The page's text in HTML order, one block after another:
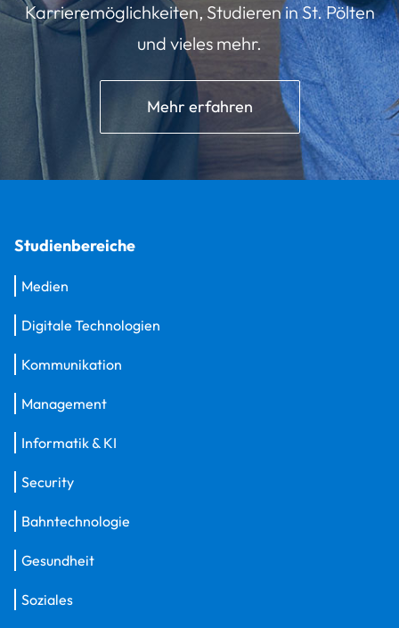
Karrieremöglichkeiten, Studieren in St. Pölten
und vieles mehr.
Mehr erfahren
Studienbereiche
Medien
Digitale Technologien
Kommunikation
Management
Informatik & KI
Security
Bahntechnologie
Gesundheit
Soziales